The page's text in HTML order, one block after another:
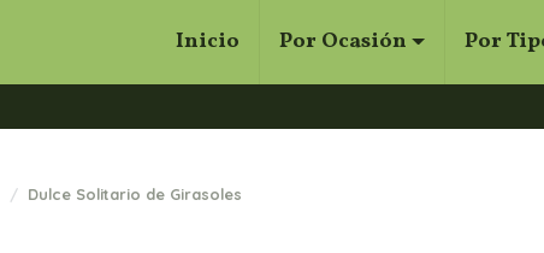
Inicio Por Ocasión Por
Cerrar
Buscar
Dulce Solitario de Girasoles